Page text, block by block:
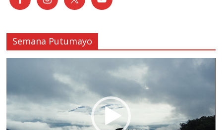
Semana Putumayo